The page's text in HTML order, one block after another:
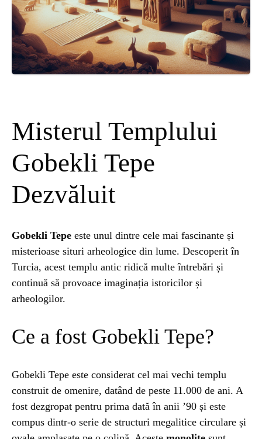
Misterul Templului
Gobekli Tepe
Dezvăluit
Gobekli Tepe este unul dintre cele mai fascinante și
misterioase situri arheologice din lume. Descoperit în
Turcia, acest templu antic ridică multe întrebări și
continuă să provoace imaginația istoricilor și
arheologilor.
Ce a fost Gobekli Tepe?
Gobekli Tepe este considerat cel mai vechi templu
construit de omenire, datând de peste 11.000 de ani. A
fost dezgropat pentru prima dată în anii ’90 și este
compus dintr-o serie de structuri megalitice circulare și
ȘTIINȚA
ANIMALE
OAMENI
INSTALEAZ
APLICATIA
Barajul Trei Defileuri a Încetinit Rotația
Pământului: Mit sau Realitate?
BLOG 2 years ago
Seriale turcesti:Top 5 cele mai bune seriale